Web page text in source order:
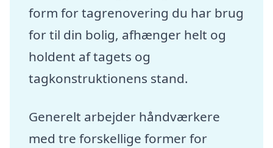
form for tagrenovering du har brug
for til din bolig, afhænger helt og
holdent af tagets og
tagkonstruktionens stand.
Generelt arbejder håndværkere
med tre forskellige former for